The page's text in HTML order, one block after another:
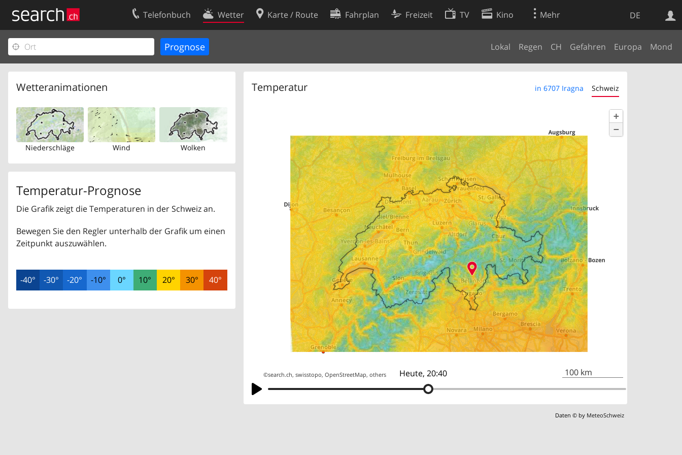
DE
Telefonbuch Wetter Karte / Route Fahrplan Freizeit TV Kino Mehr
Lokal Regen CH Gefahren Europa Mond
Wetteranimationen
Niederschläge Wind Wolken
Temperatur-Prognose
Die Grafik zeigt die Temperaturen in der Schweiz an.
Bewegen Sie den Regler unterhalb der Grafik um einen
Zeitpunkt auszuwählen.
-40° -30° -20° -10° 0° 10° 20° 30° 40°
Temperatur in 6707 Iragna Schweiz
Heute, 20:40
+
−
©search.ch,swisstopo,OpenStreetMap,others 100 km
Daten © by MeteoSchweiz
Websuche
Ihr Eintrag
Kundencenter Geschäftskunden
Kontakt
Nutzungsbedingungen
Cookie-Einstellungen